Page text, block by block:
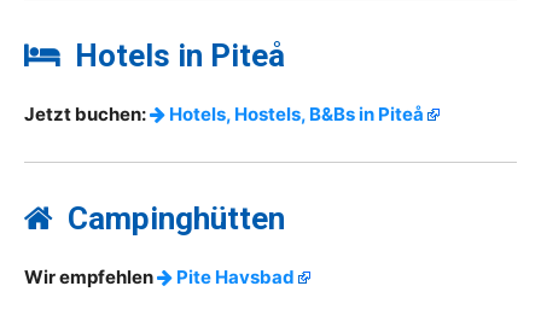
Hotels in Piteå
Jetzt buchen: Hotels, Hostels, B&Bs in Piteå
Campinghütten
Wir empfehlen Pite Havsbad